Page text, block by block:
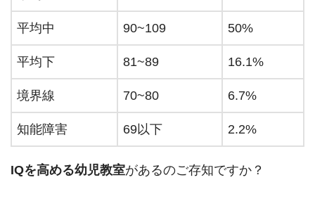
平均中 90~109 50%
平均下 81~89 16.1%
境界線 70~80 6.7%
知能障害 69以下 2.2%
IQを高める幼児教室があるのご存知ですか？